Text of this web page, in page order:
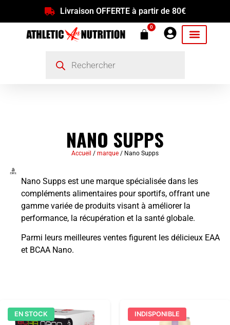
Livraison OFFERTE à partir de 80€
0
NANO SUPPS
Accueil / marque / Nano Supps
Nano Supps est une marque spécialisée dans les
compléments alimentaires pour sportifs, offrant une
gamme variée de produits visant à améliorer la
performance, la récupération et la santé globale.
Parmi leurs meilleures ventes figurent les délicieux EAA
et BCAA Nano.
EN STOCK INDISPONIBLE